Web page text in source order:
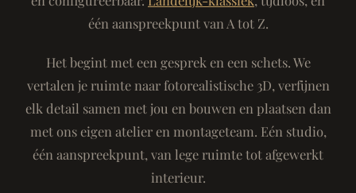
één aanspreekpunt van A tot Z.
Het begint met een gesprek en een schets. We
vertalen je ruimte naar fotorealistische 3D, verfijnen
elk detail samen met jou en bouwen en plaatsen dan
met ons eigen atelier en montageteam. Eén studio,
één aanspreekpunt, van lege ruimte tot afgewerkt
interieur.